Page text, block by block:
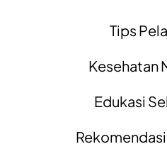
Tips
Kesehatan
Edukasi